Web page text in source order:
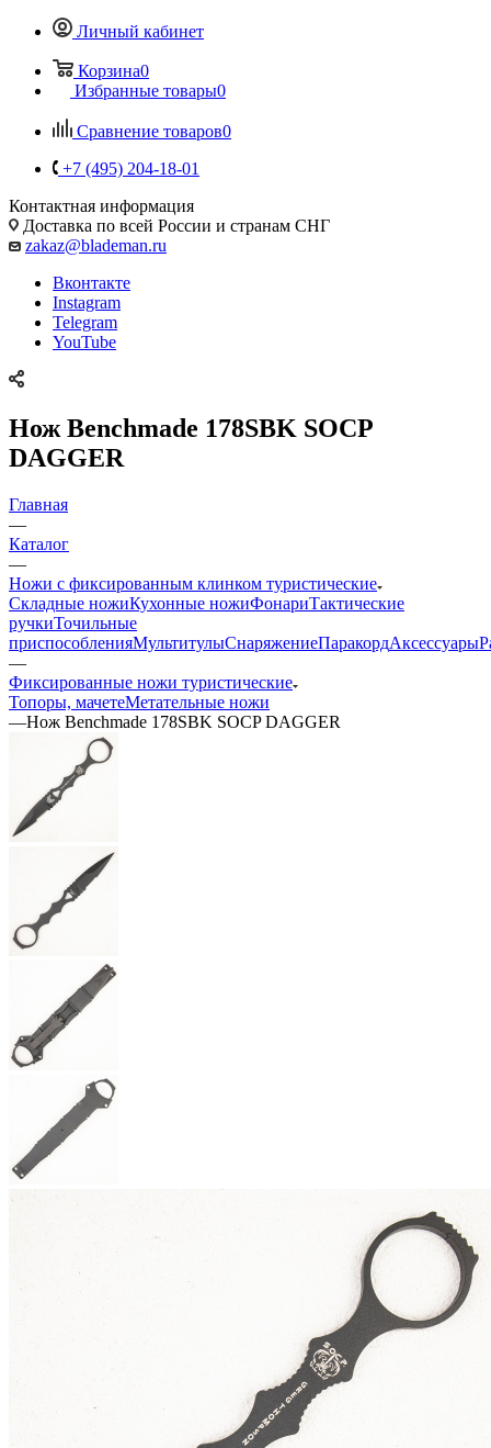
Личный кабинет
Корзина0
Избранные товары0
Сравнение товаров0
+7 (495) 204-18-01
Контактная информация
Доставка по всей России и странам СНГ
zakaz@blademan.ru
Вконтакте
Instagram
Telegram
YouTube
Нож Benchmade 178SBK SOCP
DAGGER
Главная
—
Каталог
—
Ножи с фиксированным клинком туристические
Складные ножиКухонные ножиФонариТактические
ручкиТочильные
приспособленияМультитулыСнаряжениеПаракордАксессуары
—
Фиксированные ножи туристические
Топоры, мачетеМетательные ножи
—Нож Benchmade 178SBK SOCP DAGGER